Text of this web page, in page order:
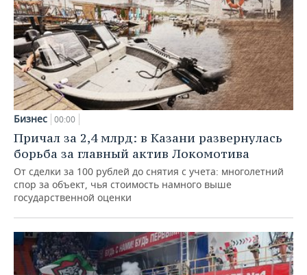
Бизнес 00:00
Причал за 2,4 млрд: в Казани развернулась
борьба за главный актив Локомотива
От сделки за 100 рублей до снятия с учета: многолетний
спор за объект, чья стоимость намного выше
государственной оценки